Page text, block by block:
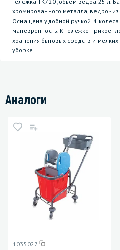
хромированного металла, ведро - из
Оснащена удобной ручкой. 4
маневренность. К тележке
хранения бытовых средств и
уборке.
Аналоги
1035027